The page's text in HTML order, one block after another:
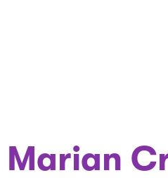
Marian